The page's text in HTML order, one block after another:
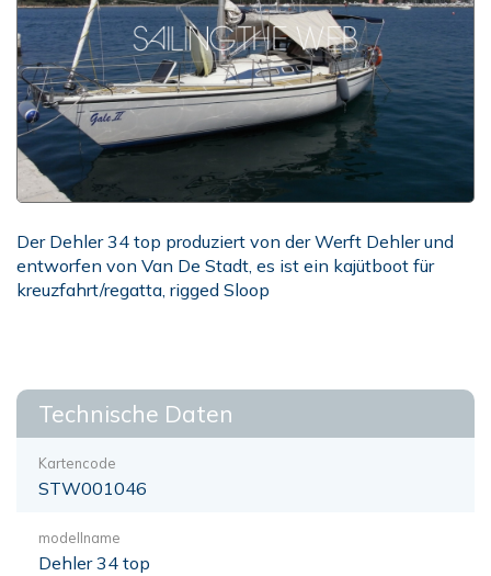
Der Dehler 34 top produziert von der Werft Dehler und
entworfen von Van De Stadt, es ist ein kajütboot für
kreuzfahrt/regatta, rigged Sloop
Technische Daten
Kartencode
STW001046
modellname
Dehler 34 top